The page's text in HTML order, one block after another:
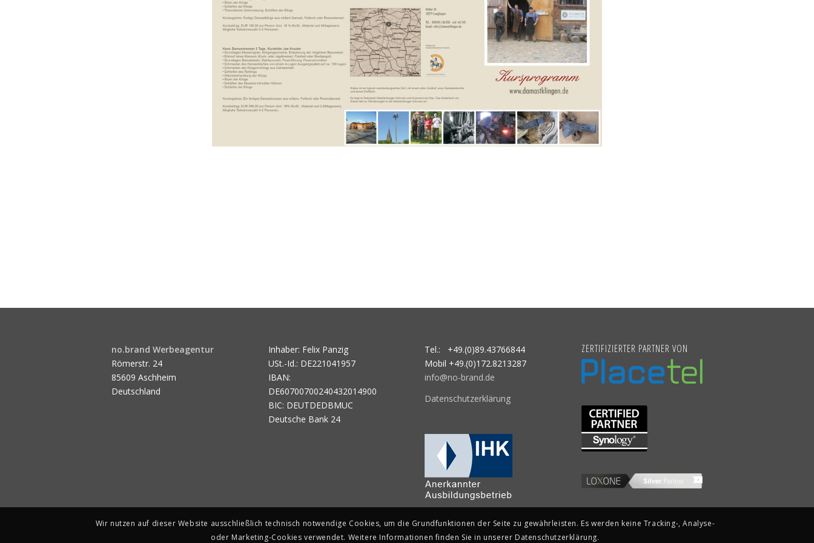
no.brand Werbeagentur
Römerstr. 24
85609 Aschheim
Deutschland
Inhaber: Felix Panzig
USt.-Id.: DE221041957
IBAN:
DE60700700240432014900
BIC: DEUTDEDBMUC
Deutsche Bank 24
Tel.: +49.(0)89.43766844
Mobil +49.(0)172.8213287
info@no-brand.de
Datenschutzerklärung
ZERTIFIZIERTER PARTNER VON
Wir nutzen auf dieser Website ausschließlich technisch notwendige Cookies, um die Grundfunktionen der Seite zu gewährleisten. Es werden keine Tracking-, Analyse-
oder Marketing-Cookies verwendet. Weitere Informationen finden Sie in unserer Datenschutzerklärung.